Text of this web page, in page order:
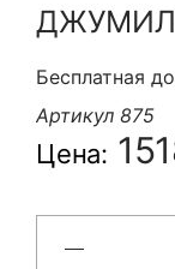
Бесплатная
Артикул 875
Цена: